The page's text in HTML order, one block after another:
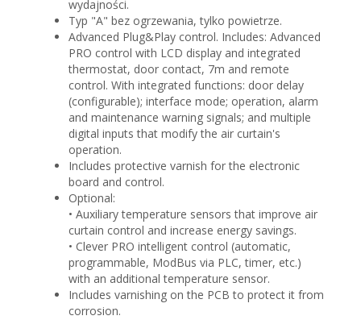
wydajności.
Typ "A" bez ogrzewania, tylko powietrze.
Advanced Plug&Play control. Includes: Advanced
PRO control with LCD display and integrated
thermostat, door contact, 7m and remote
control. With integrated functions: door delay
(configurable); interface mode; operation, alarm
and maintenance warning signals; and multiple
digital inputs that modify the air curtain's
operation.
Includes protective varnish for the electronic
board and control.
Optional:
• Auxiliary temperature sensors that improve air
curtain control and increase energy savings.
• Clever PRO intelligent control (automatic,
programmable, ModBus via PLC, timer, etc.)
with an additional temperature sensor.
Includes varnishing on the PCB to protect it from
corrosion.